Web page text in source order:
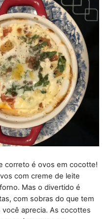
correto é ovos em cocotte!
com creme de leite
Mas o divertido é
com sobras do que tem
aprecia. As cocottes